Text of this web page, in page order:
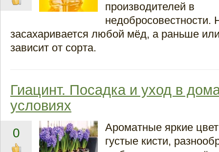
производителей в
засахаривается любой мёд, а раньше
зависит от сорта.
Гиацинт. Посадка и уход в
условиях
0
Ароматные яркие
густые кисти,